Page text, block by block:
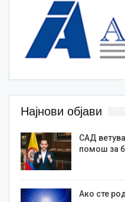
Најнови објави
САД
помош за
Ако сте